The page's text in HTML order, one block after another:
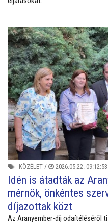
KÖZÉLET / 2026.05.22.
Idén is átadták az
mérnök, önkéntes
díjazottak közt
Az Aranyember-díj odaítéléséről